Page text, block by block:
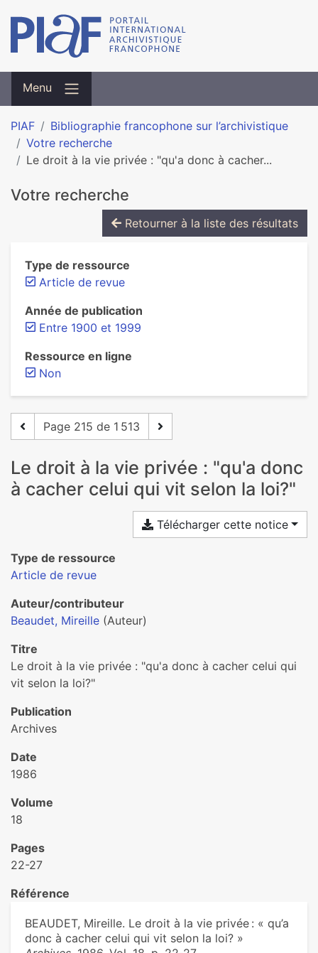
Menu
PIAF
Bibliographie francophone sur l’archivistique
Votre recherche
Le droit à la vie privée : "qu'a donc à cacher...
Votre recherche
Retourner à la liste des résultats
Type de ressource
Article de revue
Année de publication
Entre 1900 et 1999
Ressource en ligne
Non
Page 215 de 1 513
Le droit à la vie privée : "qu'a donc
à cacher celui qui vit selon la loi?"
Télécharger cette notice
Type de ressource
Article de revue
Auteur/contributeur
Beaudet, Mireille (Auteur)
Titre
Le droit à la vie privée : "qu'a donc à cacher celui qui
vit selon la loi?"
Publication
Archives
Date
1986
Volume
18
Pages
22-27
Référence
BEAUDET, Mireille. Le droit à la vie privée : « qu’a
donc à cacher celui qui vit selon la loi? »